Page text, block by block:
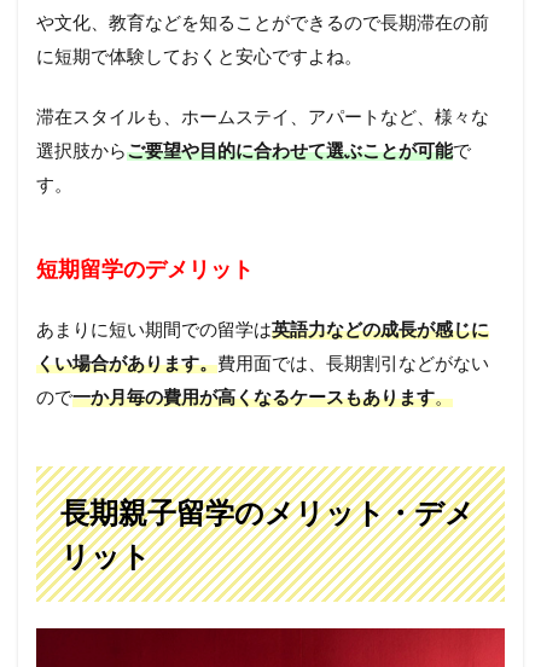
や文化、教育などを知ることができるので長期滞在の前
に短期で体験しておくと安心ですよね。
滞在スタイルも、ホームステイ、アパートなど、様々な
選択肢からご要望や目的に合わせて選ぶことが可能で
す。
短期留学のデメリット
あまりに短い期間での留学は英語力などの成長が感じに
くい場合があります。費用面では、長期割引などがない
ので一か月毎の費用が高くなるケースもあります。
長期親子留学のメリット・デメ
リット